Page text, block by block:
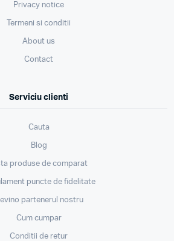
Privacy notice
Termeni si conditii
About us
Contact
Serviciu clienti
Cauta
Blog
produse de comparat
puncte de fidelitate
partenerul nostru
Cum cumpar
Conditii de retur